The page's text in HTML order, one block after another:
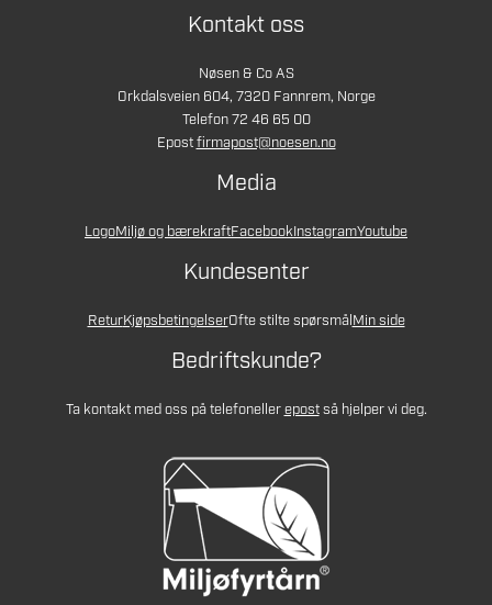
Kontakt oss
Nøsen & Co AS
Orkdalsveien 604, 7320 Fannrem, Norge
Telefon 72 46 65 00
Epostfirmapost@noesen.no
Media
LogoMiljø og bærekraftFacebookInstagramYoutube
Kundesenter
ReturKjøpsbetingelserOfte stilte spørsmålMin side
Bedriftskunde?
Ta kontakt med oss på telefonellerepostså hjelper vi deg.